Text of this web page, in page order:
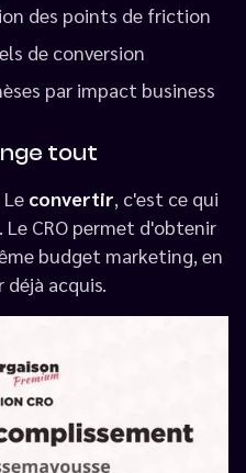
des points de friction
de conversion
par impact business
tout
convertir, c'est ce qui
CRO permet d'obtenir
budget marketing, en
acquis.